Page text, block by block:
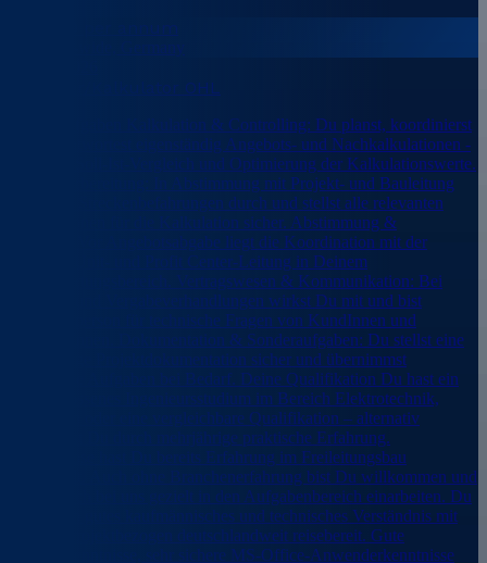
€80,000 per annum
Bauleiter/Kalkulator OHL
Deine Aufgaben Kalkulation & Controlling: Du planst, koordinierst
und verantwortest eigenständig Angebots- und Nachkalkulationen -
inklusive Soll-Ist-Vergleich und Optimierung der Kalkulationswerte.
Projektvorbereitung: In Abstimmung mit Projekt- und Bauleitung
führst Du Streckenbefahrungen durch und stellst alle relevanten
Informationen für die Kalkulation sicher. Abstimmung &
Freigabe: Vor Angebotsabgabe liegt die Koordination mit der
Business Unit- und Profit Center-Leitung in Deinem
Verantwortungsbereich. Vertragswesen & Kommunikation: Bei
Vertrags- und Vergabeverhandlungen wirkst Du mit und bist
Ansprechperson für technische Fragen von KundInnen und
LieferantInnen. Dokumentation & Sonderaufgaben: Du stellst eine
vollständige Projektdokumentation sicher und übernimmst
zusätzliche Aufgaben bei Bedarf. Deine Qualifikation Du hast ein
abgeschlossenes Ingenieursstudium im Bereich Elektrotechnik,
Bauwesen oder eine vergleichbare Qualifikation – alternativ
überzeugst Du durch mehrjährige praktische Erfahrung.
Idealerweise hast Du bereits Erfahrung im Freileitungsbau
gesammelt. Auch ohne Branchenerfahrung bist Du willkommen und
kannst Dich bei uns gezielt in den Aufgabenbereich einarbeiten. Du
bringst ein gutes kaufmännisches und technisches Verständnis mit
und bist projektbezogen deutschlandweit reisebereit. Gute
Deutschkenntnisse, sehr sichere MS-Office-Anwenderkenntnisse